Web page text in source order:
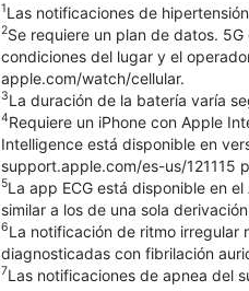
1Las notificaciones de
2Se requiere un plan de datos.
condiciones del lugar y el
apple.com/watch/cellular.
3La duración de la batería varía
4Requiere un iPhone con Apple
Intelligence está disponible en
support.apple.com/es-us/121115
5La app ECG está disponible en
similar a los de una sola
6La notificación de ritmo irregular
diagnosticadas con fibrilación
7Las notificaciones de apnea del